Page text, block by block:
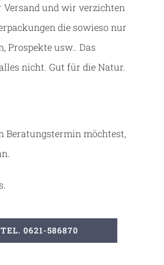
und wir verzichten
die sowieso nur
Prospekte usw.. Das
nicht. Gut für die Natur.
Beratungstermin möchtest,
TEL. 0621-586870